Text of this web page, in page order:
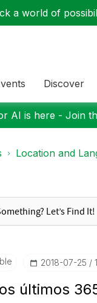
a world of
Discover
AI is here - Join
Location and
‎2018-07-25
últimos